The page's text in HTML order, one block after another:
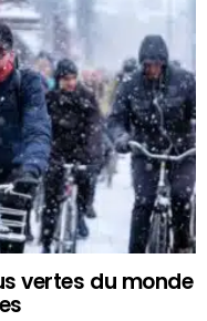
vertes du monde